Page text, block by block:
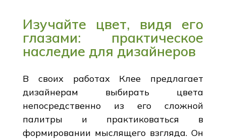
Изучайте цвет, видя его
глазами: практическое
наследие для дизайнеров
В своих работах Клее предлагает
дизайнерам выбирать цвета
непосредственно из его сложной
палитры и практиковаться в
формировании мыслящего взгляда. Он